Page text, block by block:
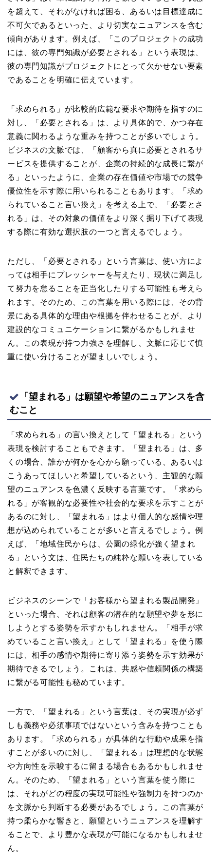
を超えて、それがなければ困る、あるいは目標達成に
不可欠であるといった、より切実なニュアンスを含む
傾向があります。例えば、「このプロジェクトの成功
には、彼の専門知識が必要とされる」という表現は、
彼の専門知識がプロジェクトにとって欠かせない要素
であることを明確に伝えています。
「求められる」が比較的広範な要求や期待を指すのに
対し、「必要とされる」は、より具体的で、かつ存在
意義に関わるような重みを持つことが多いでしょう。
ビジネスの文脈では、「顧客から真に必要とされるサ
ービスを提供することが、企業の持続的な成長に繋が
る」といったように、企業の存在価値や市場での競争
優位性を示す際に用いられることもあります。「求め
られていること言い換え」を考える上で、「必要とさ
れる」は、その対象の価値をより深く掘り下げて表現
する際に有効な選択肢の一つと言えるでしょう。
ただし、「必要とされる」という言葉は、使い方によ
っては相手にプレッシャーを与えたり、現状に満足し
て努力を怠ることを正当化したりする可能性も考えら
れます。そのため、この言葉を用いる際には、その背
景にある具体的な理由や根拠を伴わせることが、より
建設的なコミュニケーションに繋がるかもしれませ
ん。この表現が持つ力強さを理解し、文脈に応じて慎
重に使い分けることが望ましいでしょう。
「望まれる」は願望や希望のニュアンスを含
むこと
「求められる」の言い換えとして「望まれる」という
表現を検討することもできます。「望まれる」は、多
くの場合、誰かが何かを心から願っている、あるいは
こうあってほしいと希望しているという、主観的な願
望のニュアンスを色濃く反映する言葉です。「求めら
れる」が客観的な必要性や社会的な要求を示すことが
あるのに対し、「望まれる」はより個人的な感情や理
想が込められていることが多いと言えるでしょう。例
えば、「地域住民からは、公園の緑化が強く望まれ
る」という文は、住民たちの純粋な願いを表している
と解釈できます。
ビジネスのシーンで「お客様から望まれる製品開発」
といった場合、それは顧客の潜在的な願望や夢を形に
しようとする姿勢を示すかもしれません。「相手が求
めていること言い換え」として「望まれる」を使う際
には、相手の感情や期待に寄り添う姿勢を示す効果が
期待できるでしょう。これは、共感や信頼関係の構築
に繋がる可能性も秘めています。
一方で、「望まれる」という言葉は、その実現が必ず
しも義務や必須事項ではないという含みを持つことも
あります。「求められる」が具体的な行動や成果を指
すことが多いのに対し、「望まれる」は理想的な状態
や方向性を示唆するに留まる場合もあるかもしれませ
ん。そのため、「望まれる」という言葉を使う際に
は、それがどの程度の実現可能性や強制力を持つのか
を文脈から判断する必要があるでしょう。この言葉が
持つ柔らかな響きと、願望というニュアンスを理解す
ることで、より豊かな表現が可能になるかもしれませ
ん。